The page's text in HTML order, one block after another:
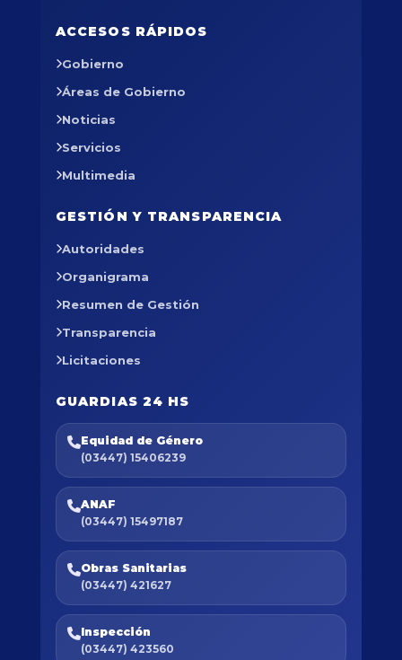
ACCESOS RÁPIDOS
Gobierno
Áreas de Gobierno
Noticias
Servicios
Multimedia
GESTIÓN Y TRANSPARENCIA
Autoridades
Organigrama
Resumen de Gestión
Transparencia
Licitaciones
GUARDIAS 24 HS
Equidad de Género
(03447) 15406239
ANAF
(03447) 15497187
Obras Sanitarias
(03447) 421627
Inspección
(03447) 423560